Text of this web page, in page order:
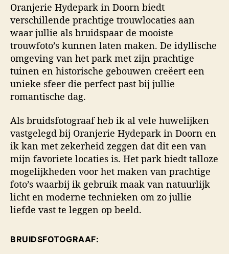
Oranjerie Hydepark in Doorn biedt
verschillende prachtige trouwlocaties aan
waar jullie als bruidspaar de mooiste
trouwfoto’s kunnen laten maken. De idyllische
omgeving van het park met zijn prachtige
tuinen en historische gebouwen creëert een
unieke sfeer die perfect past bij jullie
romantische dag.
Als bruidsfotograaf heb ik al vele huwelijken
vastgelegd bij Oranjerie Hydepark in Doorn en
ik kan met zekerheid zeggen dat dit een van
mijn favoriete locaties is. Het park biedt talloze
mogelijkheden voor het maken van prachtige
foto’s waarbij ik gebruik maak van natuurlijk
licht en moderne technieken om zo jullie
liefde vast te leggen op beeld.
BRUIDSFOTOGRAAF: